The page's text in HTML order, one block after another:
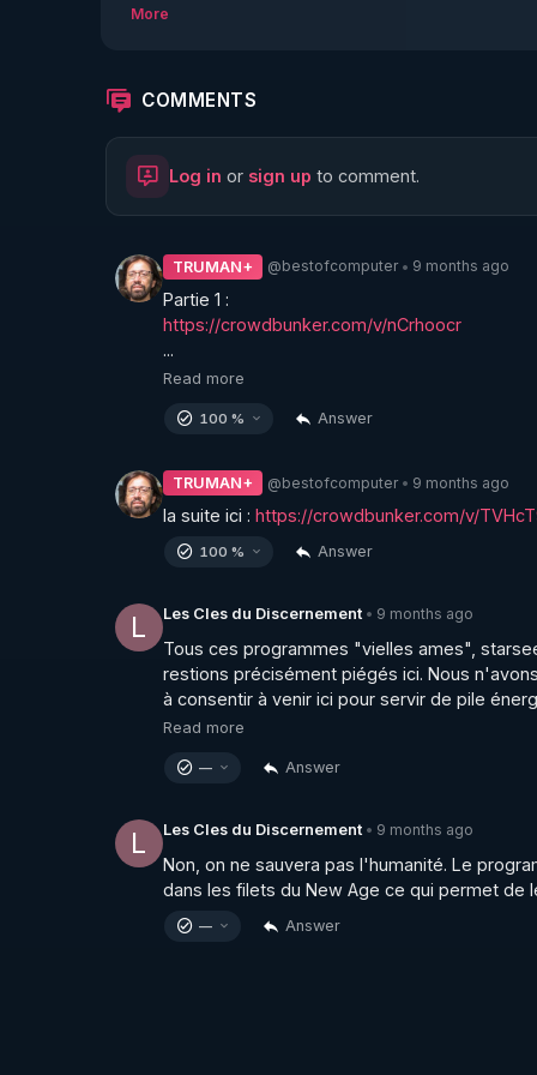
La Vérité en Questions Vue du Star-Force
Sujet :
https://crowdbunker.com/v/AN5MMh5x
https://crowdbunker.com/v/tRXHFqj8
https://crowdbunker.com/v/TVHcT9Lw
https://crowdbunker.com/v/KSZtHste
https://rumble.com/v6vs00h-s5e85-
tra.html?e9s=src_v1_clr%2Csrc_v1_ucp_a
MERCI DE VOTER POUR CETTE VIDEO
https://crowdbunker.com/@bestofcomputer
More
COMMENTS
Log in or sign up to comment.
TRUMAN+ @bestofcomputer • 9 months ago
https://crowdbunker.com/v/nCrhoocr
...
Read more
100 % Answer
TRUMAN+ @bestofcomputer • 9 months ago
la suite ici : https://crowdbunker.com/v/
100 % Answer
L Les Cles du Discernement • 9 months ago
Tous ces programmes "vielles ames",
restions précisément piégés ici. Nous
à consentir à venir ici pour servir de pile
Read more
— Answer
L Les Cles du Discernement • 9 months ago
Non, on ne sauvera pas l'humanité. Le
dans les filets du New Age ce qui permet de
— Answer